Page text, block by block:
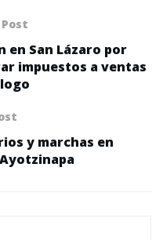
en San Lázaro por
impuestos a ventas
y marchas en